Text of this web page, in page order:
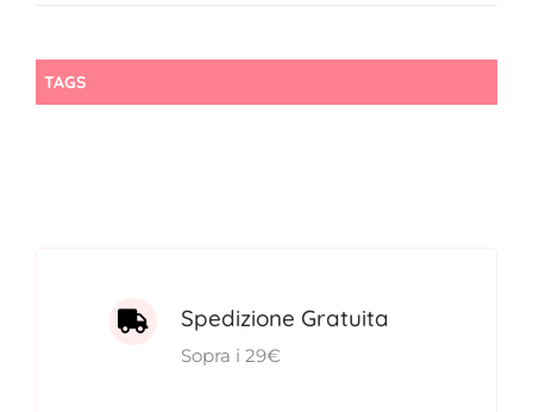
era:
28,00€.24,00€.
TAGS
Spedizione Gratuita
Sopra i 29€